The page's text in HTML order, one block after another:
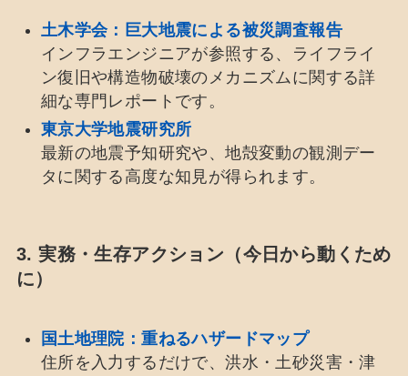
土木学会：巨大地震による被災調査報告
インフラエンジニアが参照する、ライフライ
ン復旧や構造物破壊のメカニズムに関する詳
細な専門レポートです。
東京大学地震研究所
最新の地震予知研究や、地殻変動の観測デー
タに関する高度な知見が得られます。
3. 実務・生存アクション（今日から動くため
に）
国土地理院：重ねるハザードマップ
住所を入力するだけで、洪水・土砂災害・津